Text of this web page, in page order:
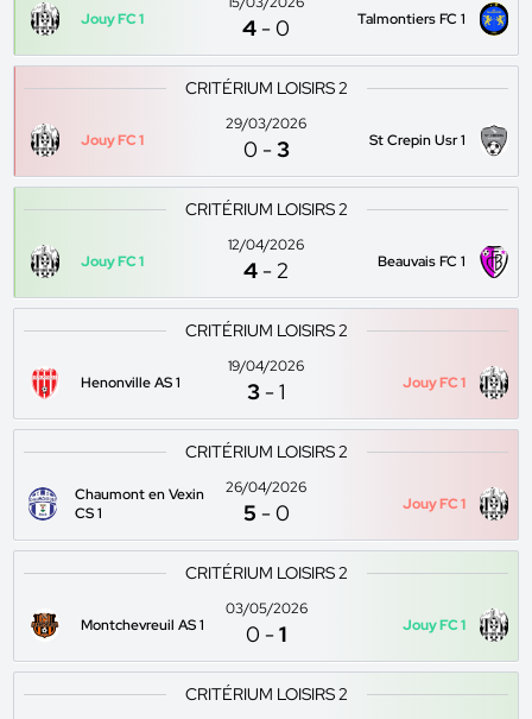
Jouy FC 1 4 -0 Talmontiers FC 1
CRITÉRIUM LOISIRS 2
Jouy FC 1
29/03/2026
0 -3 St Crepin Usr 1
CRITÉRIUM LOISIRS 2
Jouy FC 1
12/04/2026
4 -2 Beauvais FC 1
CRITÉRIUM LOISIRS 2
Henonville AS 1
19/04/2026
3 -1 Jouy FC 1
CRITÉRIUM LOISIRS 2
Chaumont en Vexin
CS 1
26/04/2026
5 -0 Jouy FC 1
CRITÉRIUM LOISIRS 2
Montchevreuil AS 1
03/05/2026
0 -1 Jouy FC 1
CRITÉRIUM LOISIRS 2